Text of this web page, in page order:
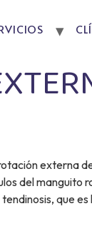
externa
del manguito
que